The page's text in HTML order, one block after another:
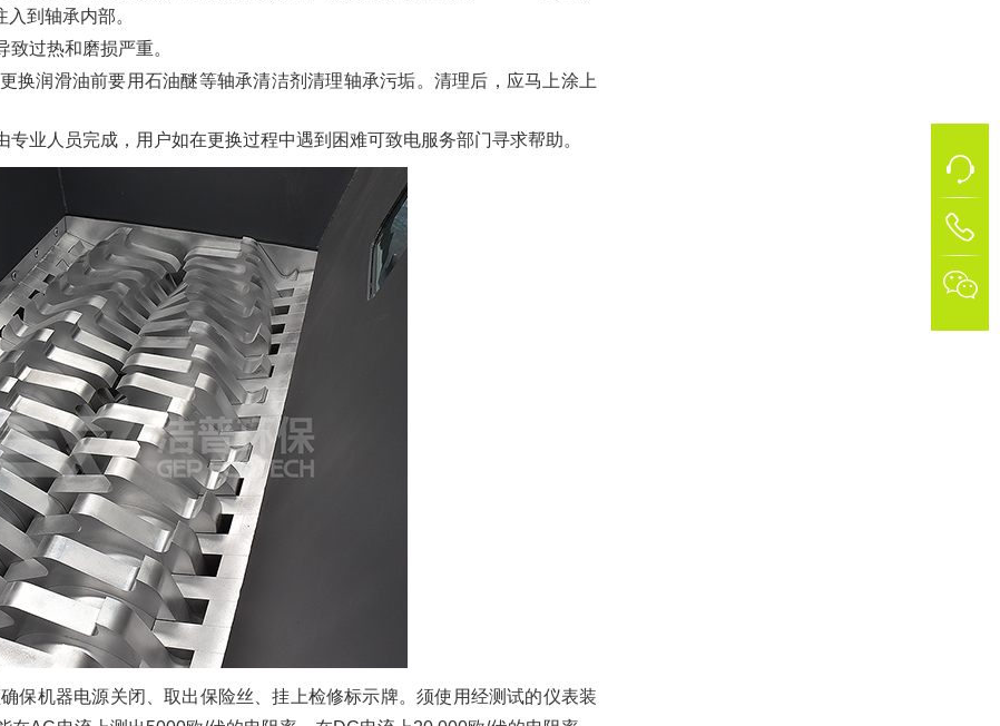
到轴承内部。
过热和磨损严重。
换润滑油前要用石油醚等轴承清洁剂清理轴承污垢。清理后，应马上涂上
业人员完成，用户如在更换过程中遇到困难可致电服务部门寻求帮助。
保机器电源关闭、取出保险丝、挂上检修标示牌。须使用经测试的仪表装
